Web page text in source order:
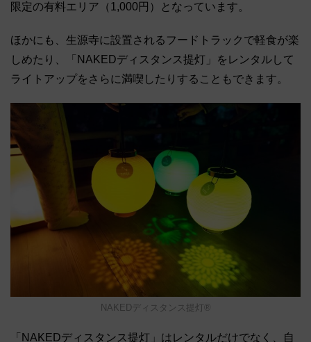
限定の有料エリア（1,000円）となっています。
ほかにも、生源寺に設置されるフードトラックで軽食が楽
しめたり、「NAKEDディスタンス提灯」をレンタルして
ライトアップをさらに満喫したりすることもできます。
NAKEDディスタンス提灯®︎
「NAKEDディスタンス提灯」はレンタルだけでなく、自